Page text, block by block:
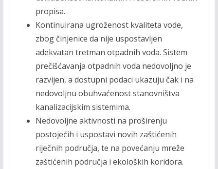
propisa.
Kontinuirana ugroženost kvaliteta vode,
zbog činjenice da nije uspostavljen
adekvatan tretman otpadnih voda. Sistem
prečišćavanja otpadnih voda nedovoljno je
razvijen, a dostupni podaci ukazuju čak i na
nedovoljnu obuhvaćenost stanovništva
kanalizacijskim sistemima.
Nedovoljne aktivnosti na proširenju
postojećih i uspostavi novih zaštićenih
riječnih područja, te na povećanju mreže
zaštićenih područja i ekoloških koridora.